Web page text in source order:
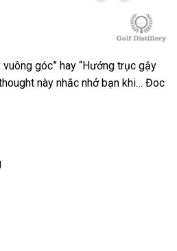
vuông góc” hay “Hướng trục gậy
này nhắc nhở bạn khi… Đoc